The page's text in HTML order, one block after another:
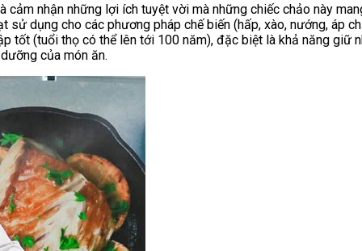
nhận những lợi ích tuyệt vời mà những chiếc chảo này
dụng cho các phương pháp chế biến (hấp, xào, nướng, áp
tốt (tuổi thọ có thể lên tới 100 năm), đặc biệt là khả năng giữ
của món ăn.